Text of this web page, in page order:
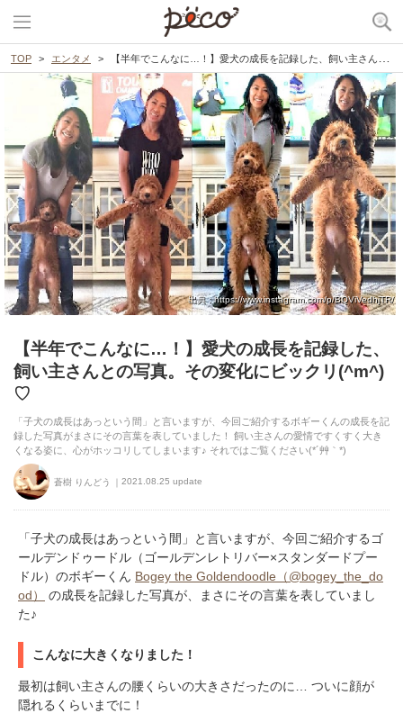
TOP エンタメ 【半年でこんなに…！】愛犬の成長を記録した、飼い主さんとの写真。その変化にビックリ(^m^)♡
出典 : https://www.instagram.com/p/BQViVedhjTR/
【半年でこんなに…！】愛犬の成長を記録した、
飼い主さんとの写真。その変化にビックリ(^m^)
♡
「子犬の成長はあっという間」と言いますが、今回ご紹介するボギーくんの成長を記
録した写真がまさにその言葉を表していました！ 飼い主さんの愛情ですくすく大き
くなる姿に、心がホッコリしてしまいます♪ それではご覧ください(*´艸｀*)
蒼樹 りんどう 2021.08.25 update
「子犬の成長はあっという間」と言いますが、今回ご紹介するゴ
ールデンドゥードル（ゴールデンレトリバー×スタンダードプー
ドル）のボギーくん Bogey the Goldendoodle（@bogey_the_do
od）
の成長を記録した写真が、まさにその言葉を表していまし
た♪
こんなに大きくなりました！
最初は飼い主さんの腰くらいの大きさだったのに… ついに顔が
隠れるくらいまでに！